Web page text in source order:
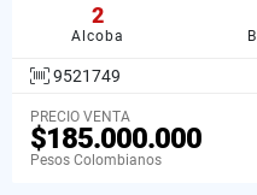
2
Alcoba
9521749
PRECIO VENTA
$185.000.000
Pesos Colombianos